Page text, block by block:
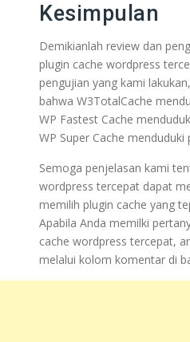
Kesimpulan
Demikianlah review dan
plugin cache wordpress
pengujian yang kami
bahwa W3TotalCache
WP Fastest Cache
WP Super Cache menduduki
Semoga penjelasan kami
wordpress tercepat dapat
memilih plugin cache yang
Apabila Anda memilki
cache wordpress tercepat,
melalui kolom komentar di